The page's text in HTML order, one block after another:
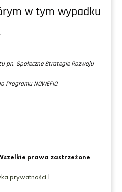
w tym wypadku
pn. Społeczne Strategie Rozwoju
Programu NOWEFIO.
prawa zastrzeżone
prywatności|